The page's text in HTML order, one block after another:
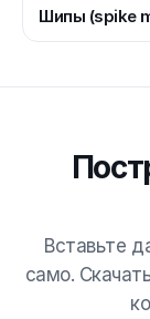
Шипы (spike
Вставьте
само.